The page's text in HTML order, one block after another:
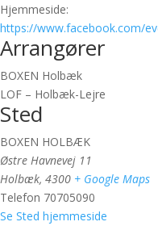
Hjemmeside:
https://www.facebook.com/
Arrangører
BOXEN Holbæk
LOF – Holbæk-Lejre
Sted
BOXEN HOLBÆK
Østre Havnevej 11
Holbæk, 4300 + Google Maps
Telefon 70705090
Se Sted hjemmeside